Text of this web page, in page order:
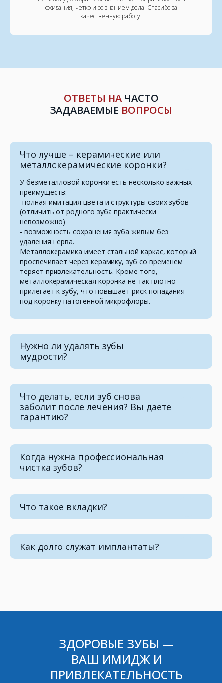
ожидания, четко и со знанием дела. Спасибо за
качественную работу.
ОТВЕТЫ НАЧАСТО
ЗАДАВАЕМЫЕ ВОПРОСЫ
Что лучше – керамические или
металлокерамические коронки?
У безметалловой коронки есть несколько важных
преимуществ:
-полная имитация цвета и структуры своих зубов
(отличить от родного зуба практически
невозможно)
- возможность сохранения зуба живым без
удаления нерва.
Металлокерамика имеет стальной каркас, который
просвечивает через керамику, зуб со временем
теряет привлекательность. Кроме того,
металлокерамическая коронка не так плотно
прилегает к зубу, что повышает риск попадания
под коронку патогенной микрофлоры.
Нужно ли удалять зубы
мудрости?
Что делать, если зуб снова
заболит после лечения? Вы даете
гарантию?
Когда нужна профессиональная
чистка зубов?
Что такое вкладки?
Как долго служат имплантаты?
ЗДОРОВЫЕ ЗУБЫ —
ВАШ ИМИДЖ И
ПРИВЛЕКАТЕЛЬНОСТЬ